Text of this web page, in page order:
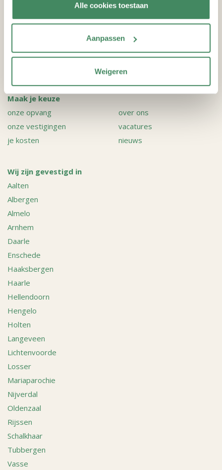
Alle cookies toestaan
Aanpassen
Weigeren
Bel 088-2347400
Maak je keuze
onze opvang
onze vestigingen
je kosten
over ons
vacatures
nieuws
Wij zijn gevestigd in
Aalten
Albergen
Almelo
Arnhem
Daarle
Enschede
Haaksbergen
Haarle
Hellendoorn
Hengelo
Holten
Langeveen
Lichtenvoorde
Losser
Mariaparochie
Nijverdal
Oldenzaal
Rijssen
Schalkhaar
Tubbergen
Vasse